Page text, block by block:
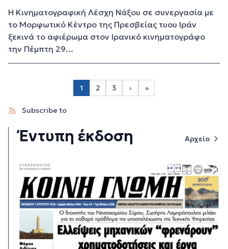
Η Κινηματογραφική Λέσχη Νάξου σε συνεργασία με
το Μορφωτικό Κέντρο της Πρεσβείας τυου Ιράν
ξεκινά το αφιέρωμα στον Ιρανικό κινηματογράφο
την Πέμπτη 29...
Σελιδοποίηση
1 Page 2
2 Page 3
3
Next page
›
Last page
»
Subscribe to
Έντυπη έκδοση Αρχείο